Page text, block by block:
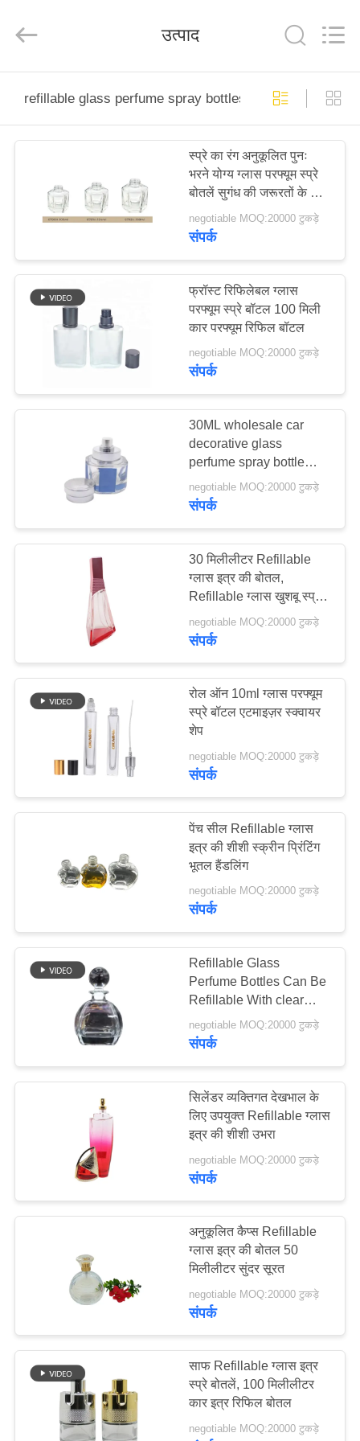
उत्पादों
वीडियो
शो
नियंत्रण
समाचार
उद्धरण
अनुरोध
साइटमैप
PRIVACY
POLICY
Rights
Reserved.
ECER
उत्पाद
refillable glass perfume spray bottles
स्प्रे का रंग अनुकूलित पुनः
भरने योग्य ग्लास परफ्यूम स्प्रे
बोतलें सुगंध की जरूरतों के लिए
टिकाऊ समाधान
negotiable MOQ:20000 टुकड़े
संपर्क
फ्रॉस्ट रिफिलेबल ग्लास
परफ्यूम स्प्रे बॉटल 100 मिली
कार परफ्यूम रिफिल बॉटल
negotiable MOQ:20000 टुकड़े
संपर्क
30ML wholesale car
decorative glass
perfume spray bottle
cosmetics packaging
negotiable MOQ:20000 टुकड़े
संपर्क
30 मिलीलीटर Refillable
ग्लास इत्र की बोतल,
Refillable ग्लास खुशबू स्प्रे
की बोतलें
negotiable MOQ:20000 टुकड़े
संपर्क
रोल ऑन 10ml ग्लास परफ्यूम
स्प्रे बॉटल एटमाइज़र स्क्वायर
शेप
negotiable MOQ:20000 टुकड़े
संपर्क
पेंच सील Refillable ग्लास
इत्र की शीशी स्क्रीन प्रिंटिंग
भूतल हैंडलिंग
negotiable MOQ:20000 टुकड़े
संपर्क
Refillable Glass
Perfume Bottles Can Be
Refillable With clear
color 30ml 50ml and so
on
negotiable MOQ:20000 टुकड़े
संपर्क
सिलेंडर व्यक्तिगत देखभाल के
लिए उपयुक्त Refillable ग्लास
इत्र की शीशी उभरा
negotiable MOQ:20000 टुकड़े
संपर्क
अनुकूलित कैप्स Refillable
ग्लास इत्र की बोतल 50
मिलीलीटर सुंदर सूरत
negotiable MOQ:20000 टुकड़े
संपर्क
साफ Refillable ग्लास इत्र
स्प्रे बोतलें, 100 मिलीलीटर
कार इत्र रिफिल बोतल
negotiable MOQ:20000 टुकड़े